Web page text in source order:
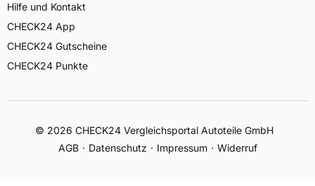
Hilfe und Kontakt
CHECK24 App
CHECK24 Gutscheine
CHECK24 Punkte
© 2026 CHECK24 Vergleichsportal Autoteile GmbH
AGB
Datenschutz Impressum Widerruf